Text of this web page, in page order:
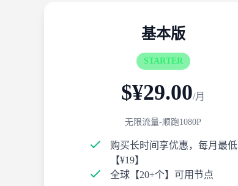
基本版
STARTER
$¥29.00/月
无限流量-顺跑1080P
购买长时间享优惠，每月最低
【¥19】
全球【20+个】可用节点